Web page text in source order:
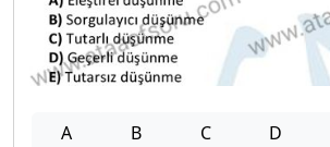
A B C D